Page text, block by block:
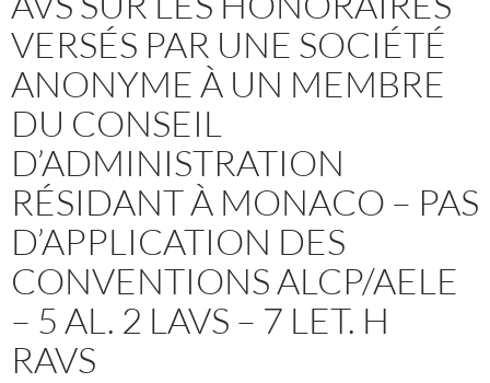
VERSÉS PAR UNE SOCIÉTÉ
ANONYME À UN MEMBRE
DU CONSEIL
D’ADMINISTRATION
RÉSIDANT À MONACO – PAS
D’APPLICATION DES
CONVENTIONS ALCP/AELE
– 5 AL. 2 LAVS – 7 LET. H
RAVS